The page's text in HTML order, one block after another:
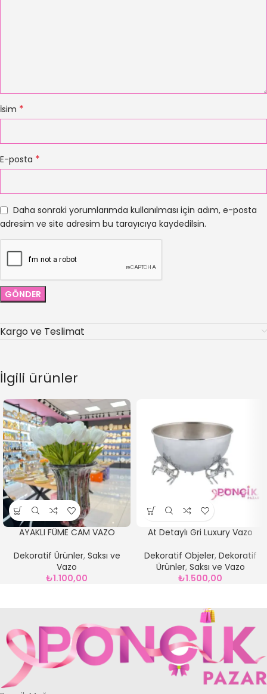
İsim *
E-posta *
Daha sonraki yorumlarımda kullanılması için adım, e-posta
adresim ve site adresim bu tarayıcıya kaydedilsin.
Kargo ve Teslimat
İlgili ürünler
AYAKLI FÜME CAM VAZO
Dekoratif Ürünler, Saksı ve
Vazo
₺1.100,00
At Detaylı Gri Luxury Vazo
Dekoratif Objeler, Dekoratif
Ürünler, Saksı ve Vazo
₺1.500,00